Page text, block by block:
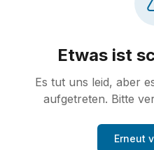
Etwas ist
Es tut uns leid, aber
aufgetreten. Bitte
Erneut